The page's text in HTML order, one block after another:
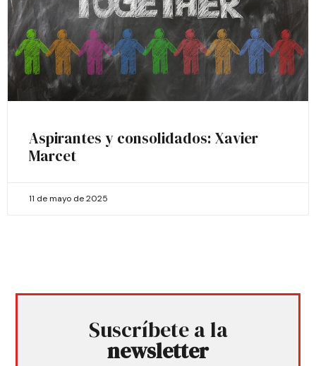
Aspirantes y consolidados: Xavier
Marcet
11 de mayo de 2025
Suscríbete a la
newsletter